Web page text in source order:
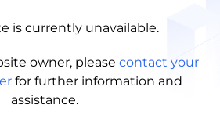
is currently unavailable.
owner, please contact your
for further information and
assistance.